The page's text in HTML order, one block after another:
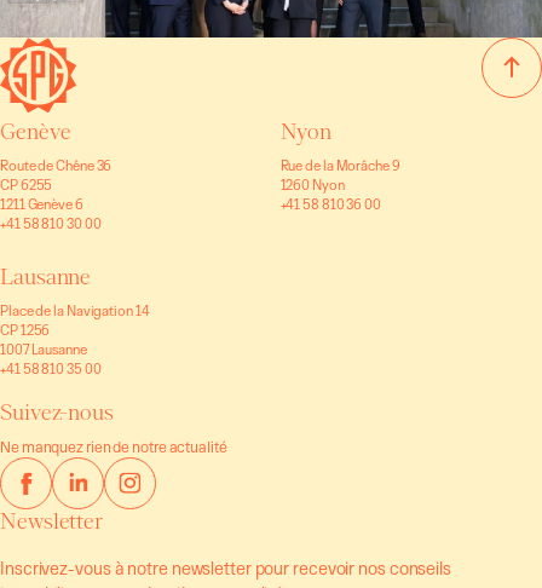
Genève
Route de Chêne 36
CP 6255
1211 Genève 6
+41 58 810 30 00
Nyon
Rue de la Morâche 9
1260 Nyon
+41 58 810 36 00
Lausanne
Place de la Navigation 14
CP 1256
1007 Lausanne
+41 58 810 35 00
Suivez-nous
Ne manquez rien de notre actualité
Newsletter
Inscrivez-vous à notre newsletter pour recevoir nos conseils